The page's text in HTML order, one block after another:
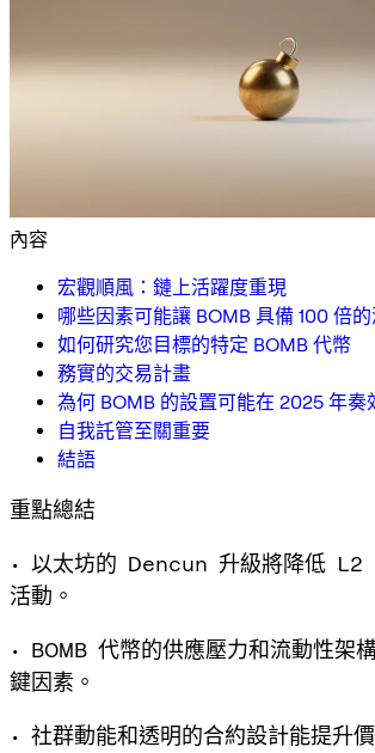
內容
宏觀順風：鏈上活躍度重現
哪些因素可能讓 BOMB 具備 100 倍
如何研究您目標的特定 BOMB 代幣
務實的交易計畫
為何 BOMB 的設置可能在 2025 年奏
自我託管至關重要
結語
重點總結
• 以太坊的 Dencun 升級將降低 L2
活動。
• BOMB 代幣的供應壓力和流動性架
鍵因素。
• 社群動能和透明的合約設計能提升